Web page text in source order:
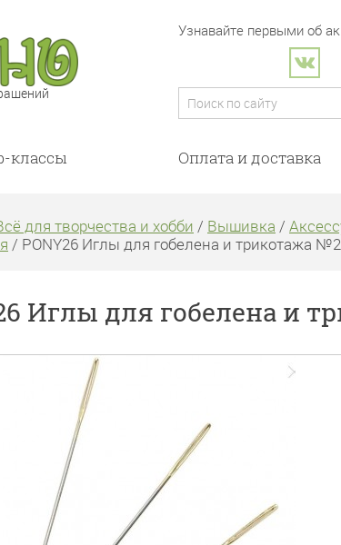
Узнавайте первыми об
классы Оплата и доставка
для творчества и хобби / Вышивка /
/ PONY26 Иглы для гобелена и трикотажа
Иглы для гобелена и